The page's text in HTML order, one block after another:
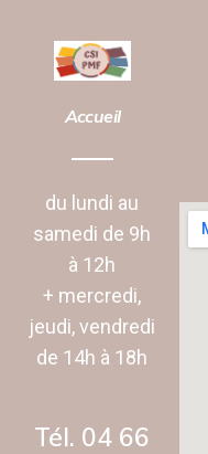
Accueil
du lundi au
samedi de 9h
à 12h
+ mercredi,
jeudi, vendredi
de 14h à 18h
Tél. 04 66